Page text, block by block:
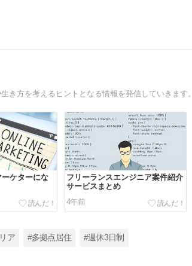
き方を考えるヒントとなる情報を発信していきます。
ケターにな
フリーランスエンジニア案件紹介
サービスまとめ
4年前
ア #多拠点居住 #週休3日制